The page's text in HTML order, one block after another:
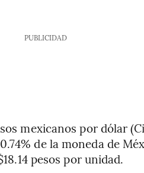
PUBLICIDAD
mexicanos por dólar
de la moneda de
pesos por unidad.